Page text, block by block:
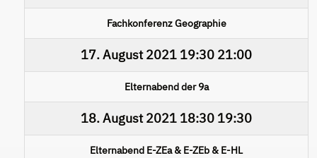
Fachkonferenz Geographie
17. August 2021 19:30 21:00
Elternabend der 9a
18. August 2021 18:30 19:30
Elternabend E-ZEa & E-ZEb & E-HL